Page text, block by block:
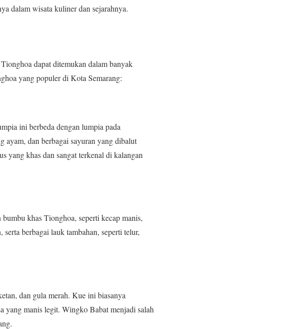
dalam wisata kuliner dan sejarahnya.
dapat ditemukan dalam banyak
yang populer di Kota Semarang:
ini berbeda dengan lumpia pada
ayam, dan berbagai sayuran yang dibalut
yang khas dan sangat terkenal di kalangan
khas Tionghoa, seperti kecap manis,
berbagai lauk tambahan, seperti telur,
dan gula merah. Kue ini biasanya
yang manis legit. Wingko Babat menjadi salah